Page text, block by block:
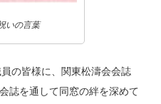
いの言葉
の皆様に、関東松濤会会誌
誌を通して同窓の絆を深めて